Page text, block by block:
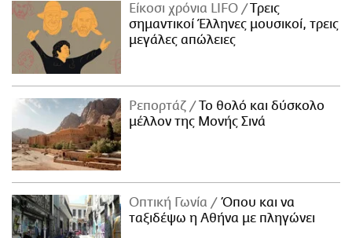
Είκοσι χρόνια LIFO
Tρεις
σημαντικοί Έλληνες μουσικοί, τρεις
μεγάλες απώλειες
Ρεπορτάζ
Το θολό και δύσκολο
μέλλον της Μονής Σινά
Οπτική Γωνία
Όπου και να
ταξιδέψω η Αθήνα με πληγώνει